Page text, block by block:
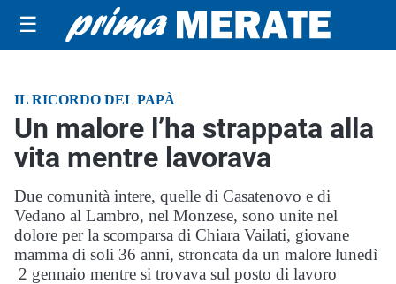
☰
IL RICORDO DEL PAPÀ
Un malore l’ha strappata alla
vita mentre lavorava
Due comunità intere, quelle di Casatenovo e di
Vedano al Lambro, nel Monzese, sono unite nel
dolore per la scomparsa di Chiara Vailati, giovane
mamma di soli 36 anni, stroncata da un malore lunedì
2 gennaio mentre si trovava sul posto di lavoro